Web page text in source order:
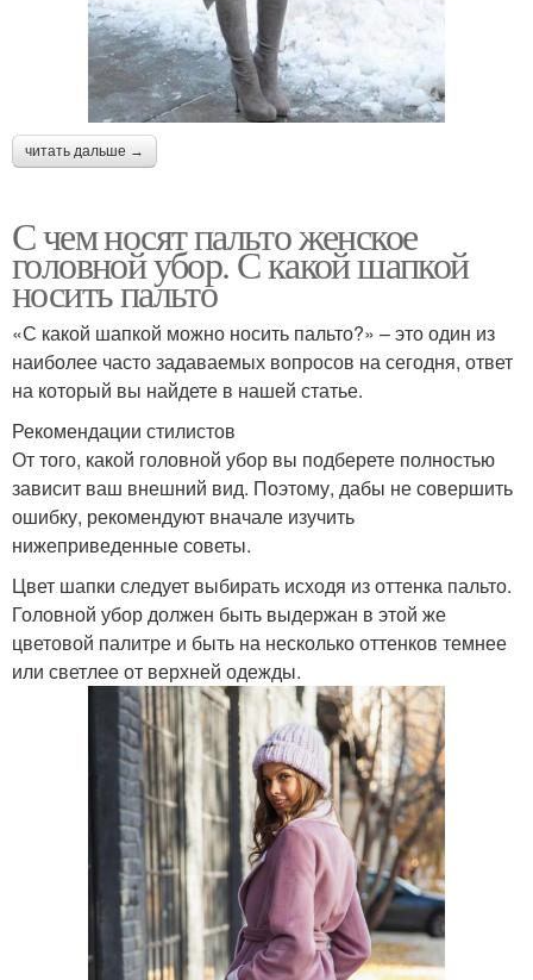
читать дальше →
С чем носят пальто женское
головной убор. С какой шапкой
носить пальто
«С какой шапкой можно носить пальто?» – это один из
наиболее часто задаваемых вопросов на сегодня, ответ
на который вы найдете в нашей статье.
Рекомендации стилистов
От того, какой головной убор вы подберете полностью
зависит ваш внешний вид. Поэтому, дабы не совершить
ошибку, рекомендуют вначале изучить
нижеприведенные советы.
Цвет шапки следует выбирать исходя из оттенка пальто.
Головной убор должен быть выдержан в этой же
цветовой палитре и быть на несколько оттенков темнее
или светлее от верхней одежды.